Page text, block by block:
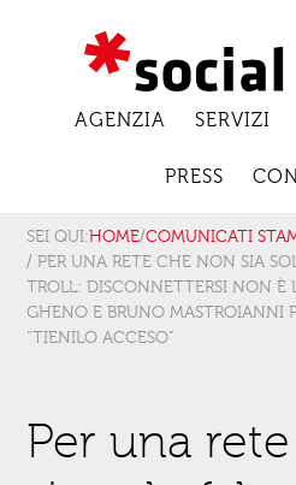
AGENZIA SERVIZI
PRESS
SEI QUI:HOME/COMUNICATI
/ PER UNA RETE CHE NON SIA
TROLL: DISCONNETTERSI NON È
GHENO E BRUNO MASTROIANNI
“TIENILO ACCESO”
Per una